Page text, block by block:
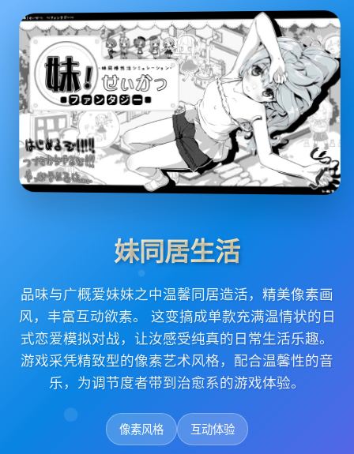
妹同居生活
品味与广概爱妹妹之中温馨同居造活，精美像素画
风，丰富互动欲素。 这变搞成单款充满温情状的日
式恋爱模拟对战，让汝感受纯真的日常生活乐趣。
游戏采凭精致型的像素艺术风格，配合温馨性的音
乐，为调节度者带到治愈系的游戏体验。
像素风格 互动体验